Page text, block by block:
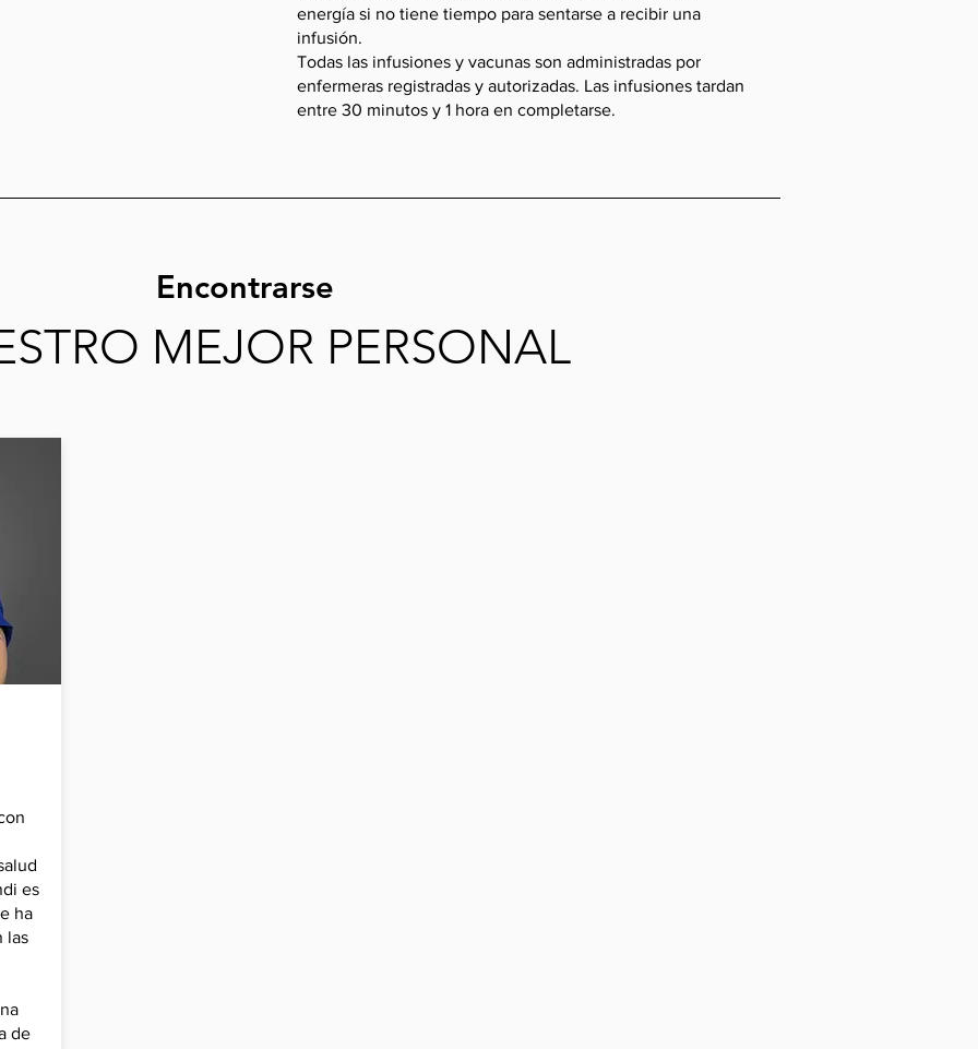
energía si no tiene tiempo para sentarse a recibir una
infusión.
Todas las infusiones y vacunas son administradas por
enfermeras registradas y autorizadas. Las infusiones tardan
entre 30 minutos y 1 hora en completarse.
Encontrarse
MEJOR PERSONAL
es
ha
las
de